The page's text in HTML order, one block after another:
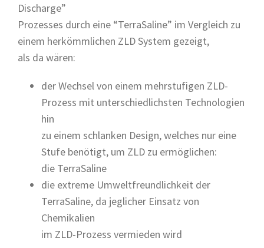
Discharge”
Prozesses durch eine “TerraSaline” im Vergleich zu
einem herkömmlichen ZLD System gezeigt,
als da wären:
der Wechsel von einem mehrstufigen ZLD-
Prozess mit unterschiedlichsten Technologien
hin
zu einem schlanken Design, welches nur eine
Stufe benötigt, um ZLD zu ermöglichen:
die TerraSaline
die extreme Umweltfreundlichkeit der
TerraSaline, da jeglicher Einsatz von
Chemikalien
im ZLD-Prozess vermieden wird